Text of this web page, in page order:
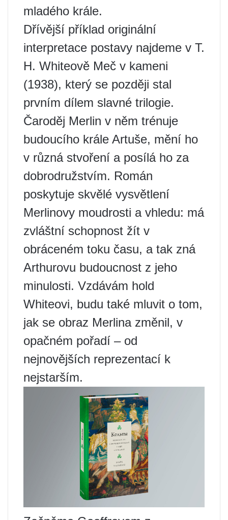
mladého krále.
Dřívější příklad originální
interpretace postavy najdeme v T.
H. Whiteově Meč v kameni
(1938), který se později stal
prvním dílem slavné trilogie.
Čaroděj Merlin v něm trénuje
budoucího krále Artuše, mění ho
v různá stvoření a posílá ho za
dobrodružstvím. Román
poskytuje skvělé vysvětlení
Merlinovy ​​moudrosti a vhledu: má
zvláštní schopnost žít v
obráceném toku času, a tak zná
Arthurovu budoucnost z jeho
minulosti. Vzdávám hold
Whiteovi, budu také mluvit o tom,
jak se obraz Merlina změnil, v
opačném pořadí – od
nejnovějších reprezentací k
nejstarším.